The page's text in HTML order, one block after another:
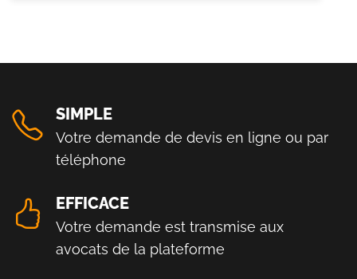
SIMPLE
Votre demande de devis en ligne ou par
téléphone
EFFICACE
Votre demande est transmise aux
avocats de la plateforme